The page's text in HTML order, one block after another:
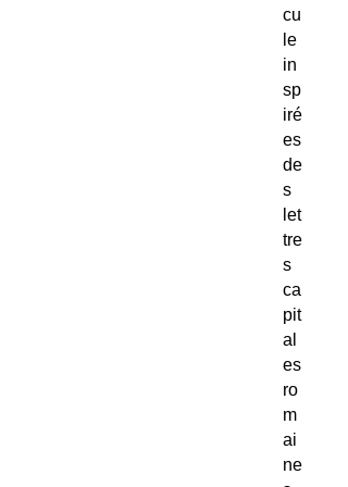
cu
le
in
sp
iré
es
de
s
let
tre
s
ca
pit
al
es
ro
m
ai
ne